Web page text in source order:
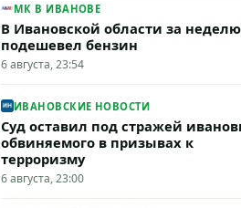
МК В ИВАНОВЕ
В Ивановской области за неделю
подешевел бензин
6 августа, 23:54
ИВАНОВСКИЕ НОВОСТИ
Суд оставил под стражей
обвиняемого в призывах к
терроризму
6 августа, 23:00